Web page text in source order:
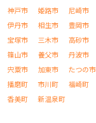
神戸市 姫路市 尼崎市
伊丹市
相生市 豊岡市
宝塚市
三木市 高砂市
篠山市
養父市 丹波市
宍粟市
加東市 たつの市
播磨町
市川町 福崎町
香美町
新温泉町